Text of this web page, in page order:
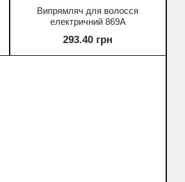
Випрямляч для волосся
електричний 869A
293.40 грн